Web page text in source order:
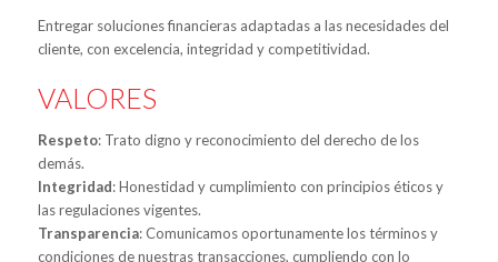
Entregar soluciones financieras adaptadas a las necesidades del
cliente, con excelencia, integridad y competitividad.
VALORES
Respeto: Trato digno y reconocimiento del derecho de los
demás.
Integridad: Honestidad y cumplimiento con principios éticos y
las regulaciones vigentes.
Transparencia: Comunicamos oportunamente los términos y
condiciones de nuestras transacciones, cumpliendo con lo